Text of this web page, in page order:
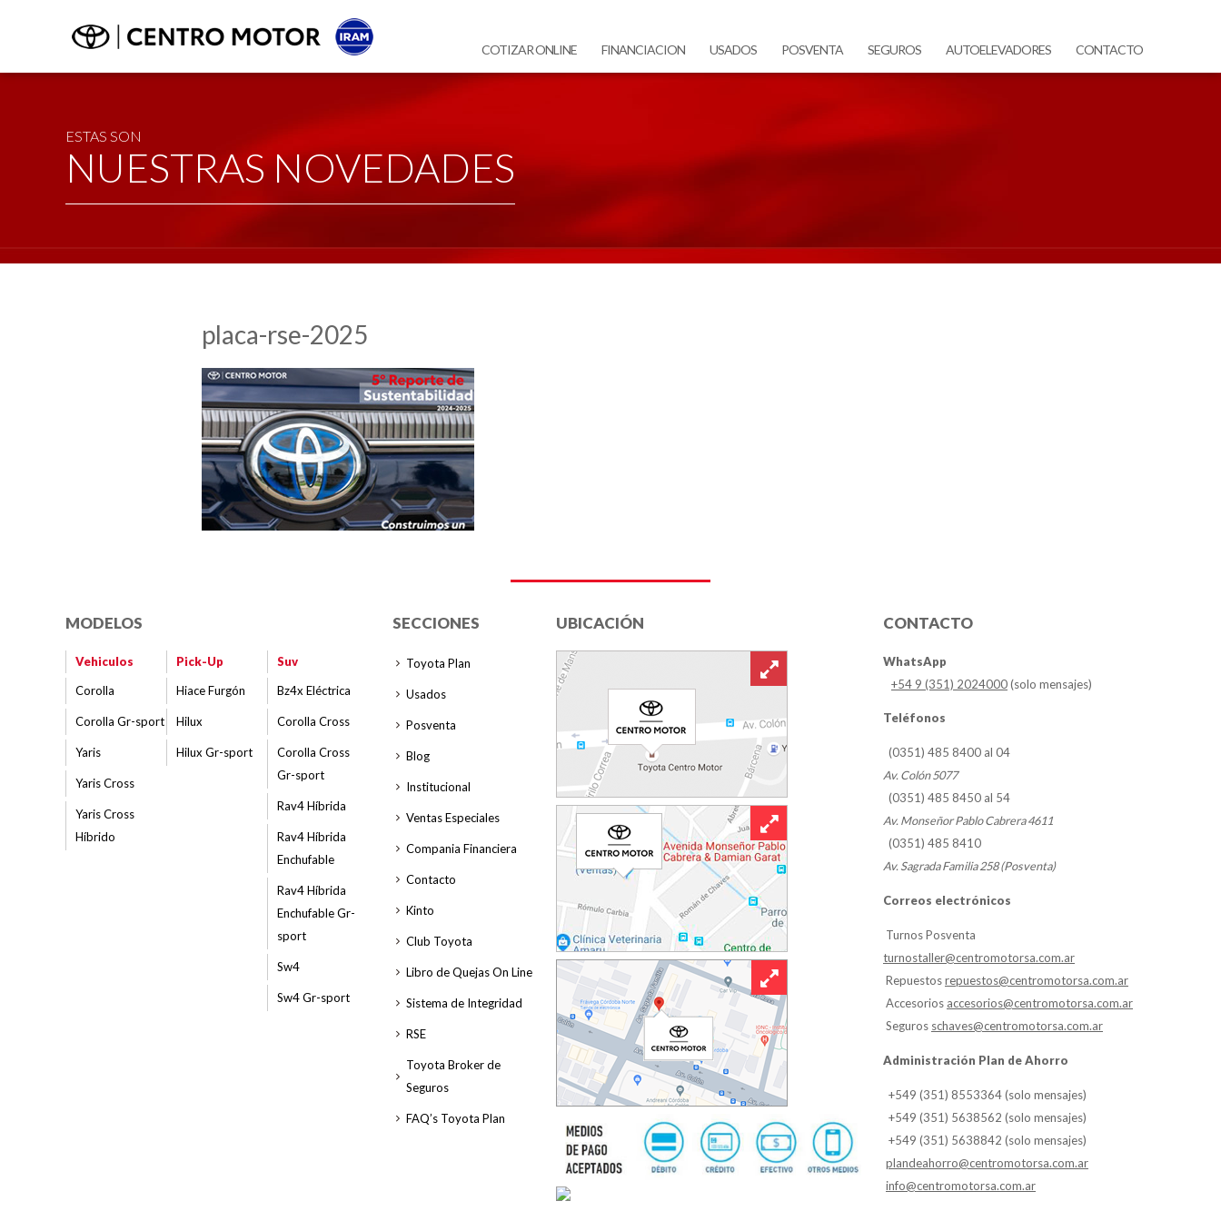
COTIZAR ONLINE FINANCIACION USADOS POSVENTA SEGUROS AUTOELEVADORES CONTACTO
ESTAS SON
NUESTRAS NOVEDADES
placa-rse-2025
MODELOS
Vehiculos
Corolla
Corolla Gr-sport
Yaris
Yaris Cross
Yaris Cross
Híbrido
Pick-Up
Hiace Furgón
Hilux
Hilux Gr-sport
Suv
Bz4x Eléctrica
Corolla Cross
Corolla Cross
Gr-sport
Rav4 Híbrida
Rav4 Híbrida
Enchufable
Rav4 Híbrida
Enchufable Gr-
sport
Sw4
Sw4 Gr-sport
SECCIONES
Toyota Plan
Usados
Posventa
Blog
Institucional
Ventas Especiales
Compania Financiera
Contacto
Kinto
Club Toyota
Libro de Quejas On Line
Sistema de Integridad
RSE
Toyota Broker de
Seguros
FAQ’s Toyota Plan
UBICACIÓN CONTACTO
WhatsApp
+54 9 (351) 2024000(solo mensajes)
Teléfonos
(0351) 485 8400 al 04
Av. Colón 5077
(0351) 485 8450 al 54
Av. Monseñor Pablo Cabrera 4611
(0351) 485 8410
Av. Sagrada Familia 258 (Posventa)
Correos electrónicos
Turnos Posventa
turnostaller@centromotorsa.com.ar
Repuestosrepuestos@centromotorsa.com.ar
Accesorios accesorios@centromotorsa.com.ar
Seguros schaves@centromotorsa.com.ar
Administración Plan de Ahorro
+549 (351) 8553364 (solo mensajes)
+549 (351) 5638562 (solo mensajes)
+549 (351) 5638842 (solo mensajes)
plandeahorro@centromotorsa.com.ar
info@centromotorsa.com.ar